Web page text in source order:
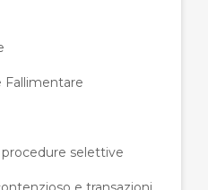
Fallimentare
selettive